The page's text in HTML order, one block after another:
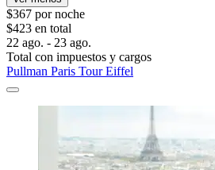
$367 por noche
$423 en total
22 ago. - 23 ago.
Total con impuestos y cargos
Pullman Paris Tour Eiffel